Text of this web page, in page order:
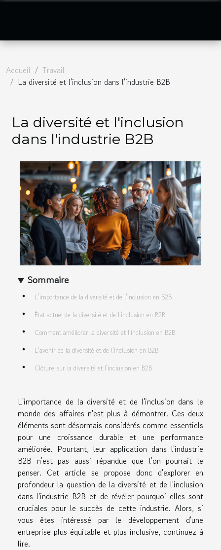
Accueil
Travail
La diversité et l'inclusion dans l'industrie B2B
La diversité et l'inclusion
dans l'industrie B2B
Sommaire
L'importance de la diversité et de l'inclusion en B2B
État actuel de la diversité et de l'inclusion en B2B
Comment améliorer la diversité et l'inclusion en B2B
L'avenir de la diversité et de l'inclusion en B2B
Clôture sur la diversité et l'inclusion en B2B
L'importance de la diversité et de l'inclusion dans le
monde des affaires n'est plus à démontrer. Ces deux
éléments sont désormais considérés comme essentiels
pour une croissance durable et une performance
améliorée. Pourtant, leur application dans l'industrie
B2B n'est pas aussi répandue que l'on pourrait le
penser. Cet article se propose donc d'explorer en
profondeur la question de la diversité et de l'inclusion
dans l'industrie B2B et de révéler pourquoi elles sont
cruciales pour le succès de cette industrie. Alors, si
vous êtes intéressé par le développement d'une
entreprise plus équitable et plus inclusive, continuez à
lire.